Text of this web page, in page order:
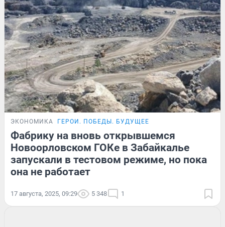
ЭКОНОМИКА ГЕРОИ. ПОБЕДЫ. БУДУЩЕЕ
Фабрику на вновь открывшемся
Новоорловском ГОКе в Забайкалье
запускали в тестовом режиме, но пока
она не работает
17 августа, 2025, 09:29 5 348 1